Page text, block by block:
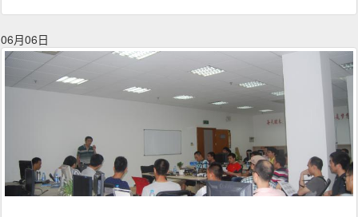
06月06日